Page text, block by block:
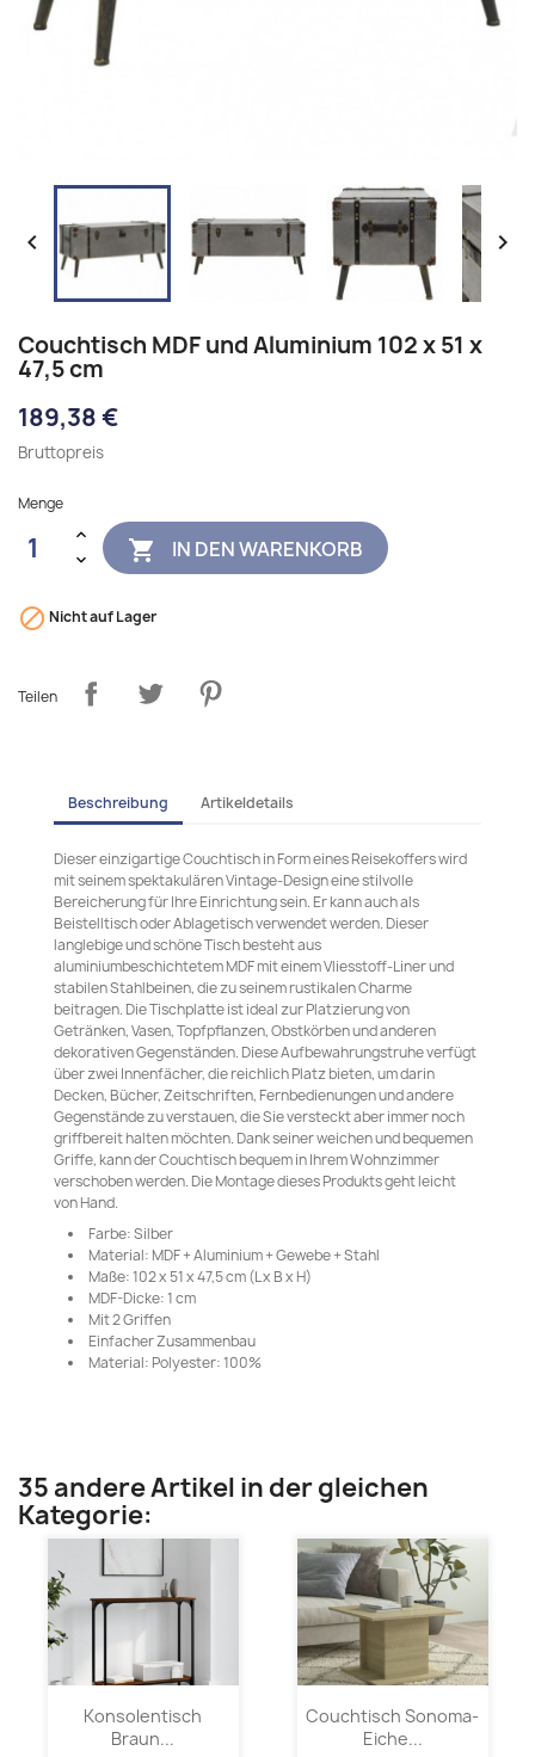
 
Couchtisch MDF und Aluminium 102 x 51 x
47,5 cm
189,38 €
Bruttopreis
Menge
 IN DEN WARENKORB
 Nicht auf Lager
Teilen
Beschreibung Artikeldetails
Dieser einzigartige Couchtisch in Form eines Reisekoffers wird
mit seinem spektakulären Vintage-Design eine stilvolle
Bereicherung für Ihre Einrichtung sein. Er kann auch als
Beistelltisch oder Ablagetisch verwendet werden. Dieser
langlebige und schöne Tisch besteht aus
aluminiumbeschichtetem MDF mit einem Vliesstoff-Liner und
stabilen Stahlbeinen, die zu seinem rustikalen Charme
beitragen. Die Tischplatte ist ideal zur Platzierung von
Getränken, Vasen, Topfpflanzen, Obstkörben und anderen
dekorativen Gegenständen. Diese Aufbewahrungstruhe verfügt
über zwei Innenfächer, die reichlich Platz bieten, um darin
Decken, Bücher, Zeitschriften, Fernbedienungen und andere
Gegenstände zu verstauen, die Sie versteckt aber immer noch
griffbereit halten möchten. Dank seiner weichen und bequemen
Griffe, kann der Couchtisch bequem in Ihrem Wohnzimmer
verschoben werden. Die Montage dieses Produkts geht leicht
von Hand.
Farbe: Silber
Material: MDF + Aluminium + Gewebe + Stahl
Maße: 102 x 51 x 47,5 cm (L x B x H)
MDF-Dicke: 1 cm
Mit 2 Griffen
Einfacher Zusammenbau
Material: Polyester: 100%
35 andere Artikel in der gleichen
Kategorie:
Konsolentisch
Braun...
Couchtisch Sonoma-
Eiche...